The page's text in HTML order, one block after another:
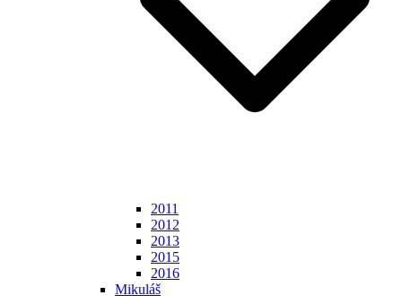
2011
2012
2013
2015
2016
Mikuláš